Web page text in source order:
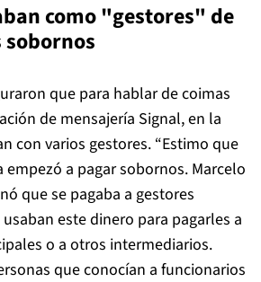
como "gestores" de
que para hablar de coimas
de mensajería Signal, en la
con varios gestores. “Estimo que
empezó a pagar sobornos. Marcelo
que se pagaba a gestores
este dinero para pagarles a
o a otros intermediarios.
que conocían a funcionarios